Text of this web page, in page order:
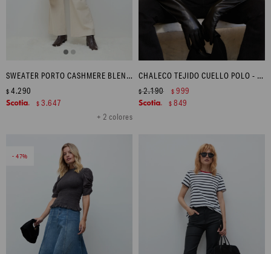
SWEATER PORTO CASHMERE BLEND - BEIGE MELANGE
+ 2 colores
$ 4.290
$ 3.647
CHALECO TEJIDO CUELLO POLO - TOSTADO MELANGE
$2.190 $ 999
$ 849
47